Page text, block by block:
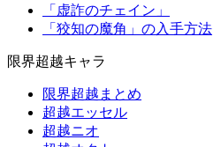
「虚詐のチェイン」
「狡知の魔角」の入手方法
限界超越キャラ
限界超越まとめ
超越エッセル
超越ニオ